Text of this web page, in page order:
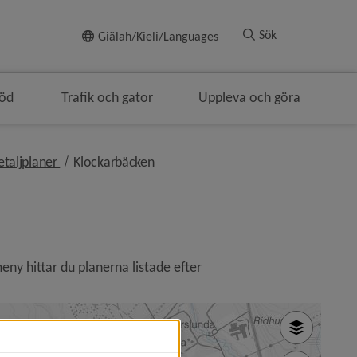
Giälah/Kieli/Languages Sök
Trafik och gator Uppleva och göra
nivå i brödsmulenavigeringen
Klockarbäckennivå i brödsmulenavigeringen
hittar du planerna listade efter